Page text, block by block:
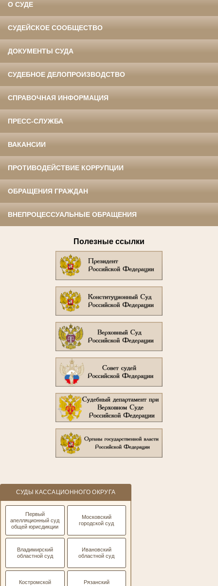
О СУДЕ
СУДЕЙСКОЕ СООБЩЕСТВО
ДОКУМЕНТЫ СУДА
СУДЕБНОЕ ДЕЛОПРОИЗВОДСТВО
СПРАВОЧНАЯ ИНФОРМАЦИЯ
ПРЕСС-СЛУЖБА
ВАКАНСИИ
ПРОТИВОДЕЙСТВИЕ КОРРУПЦИИ
ОБРАЩЕНИЯ ГРАЖДАН
ВНЕПРОЦЕССУАЛЬНЫЕ ОБРАЩЕНИЯ
Полезные ссылки
СУДЫ КАССАЦИОННОГО ОКРУГА
Первый
апелляционный суд
общей юрисдикции
Московский
городской суд
Владимирский
областной суд
Ивановский
областной суд
Костромской
Рязанский